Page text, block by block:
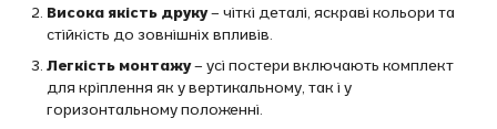
Висока якість друку– чіткі деталі, яскраві кольори та
стійкість до зовнішніх впливів.
Легкість монтажу– усі постери включають комплект
для кріплення як у вертикальному, так і у
горизонтальному положенні.